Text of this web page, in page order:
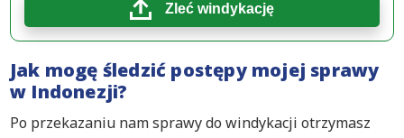
Zleć windykację
Jak mogę śledzić postępy mojej sprawy
w Indonezji?
Po przekazaniu nam sprawy do windykacji otrzymasz